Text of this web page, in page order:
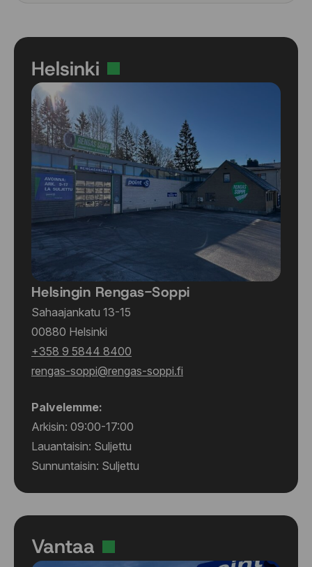
Helsinki
Helsingin Rengas-Soppi
Sahaajankatu 13-15
00880 Helsinki
+358 9 5844 8400
rengas-soppi@rengas-soppi.fi
Palvelemme:
Arkisin: 09:00-17:00
Lauantaisin: Suljettu
Sunnuntaisin: Suljettu
Vantaa